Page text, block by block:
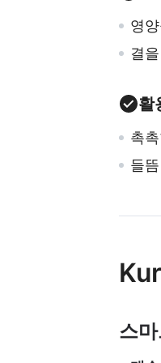
영
결
활
촉
들
스